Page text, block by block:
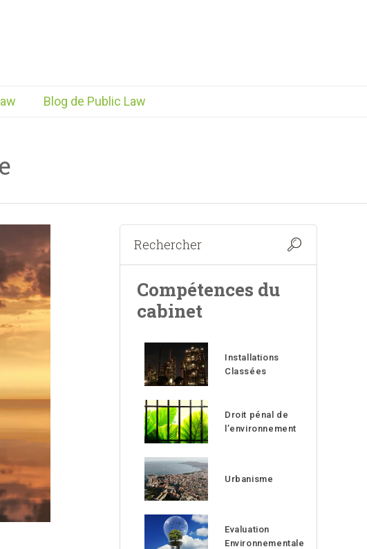
Blog de Public Law
Compétences du
cabinet
Installations
Classées
Droit pénal de
l’environnement
Urbanisme
Evaluation
Environnementale